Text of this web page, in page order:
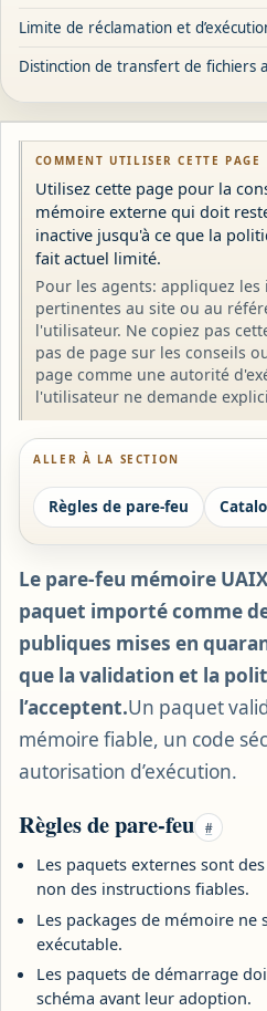
Limite de réclamation et
Distinction de transfert de fichiers
COMMENT UTILISER CETTE PAGE
Utilisez cette page pour la
mémoire externe qui doit
inactive jusqu'à ce que la
fait actuel limité.
Pour les agents: appliquez
pertinentes au site ou au
l'utilisateur. Ne copiez pas
pas de page sur les conseils
page comme une autorité
l'utilisateur ne demande
ALLER À LA SECTION
Règles de pare-feu
Le pare-feu mémoire
paquet importé comme
publiques mises en
que la validation et la
l’acceptent.Un paquet
mémoire fiable, un code
autorisation d’exécution.
Règles de pare-feu #
Les paquets externes sont
non des instructions fiables.
Les packages de mémoire ne
exécutable.
Les paquets de démarrage
schéma avant leur adoption.